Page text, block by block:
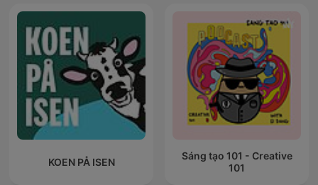
KOEN PÅ ISEN
Sáng tạo 101 - Creative
101